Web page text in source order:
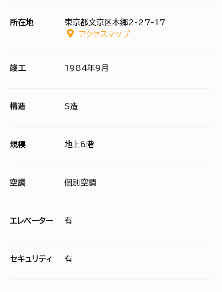
所在地
東京都文京区本郷2-27-17
アクセスマップ
竣工 1984年9月
構造 S造
規模 地上6階
空調 個別空調
エレベーター 有
セキュリティ 有